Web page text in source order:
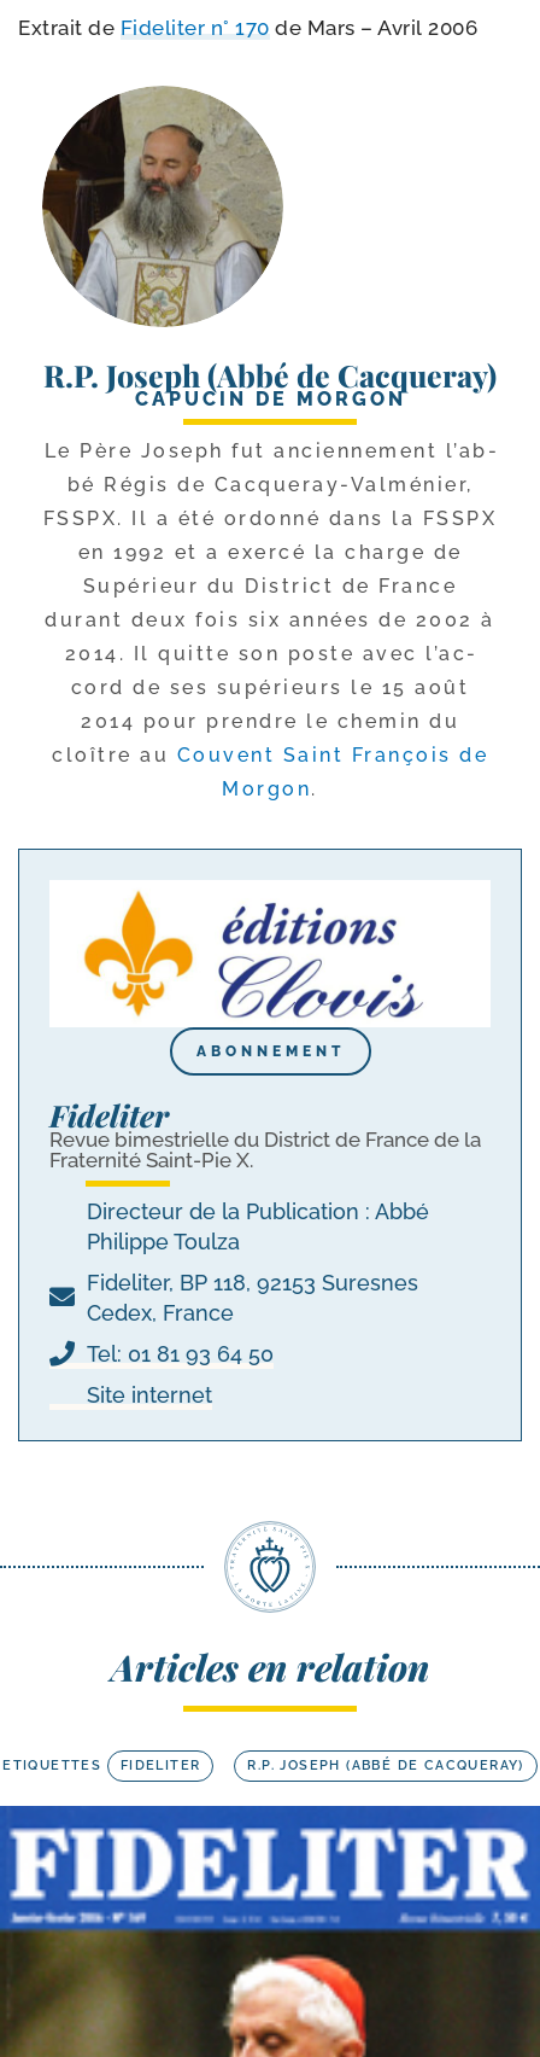
Extrait de Fideliter n° 170de Mars – Avril 2006
R.P. Joseph (Abbé de Cacqueray)
CAPUCIN DE MORGON
Le Père Joseph fut ancien­ne­ment l’ab­
bé Régis de Cacqueray-​Valménier,
FSSPX. Il a été ordon­né dans la FSSPX
en 1992 et a exer­cé la charge de
Supérieur du District de France
durant deux fois six années de 2002 à
2014. Il quitte son poste avec l’ac­
cord de ses supé­rieurs le 15 août
2014 pour prendre le che­min du
cloître au Couvent Saint François de
Morgon.
ABONNEMENT
Fideliter
Revue bimestrielle du District de France de la
Fraternité Saint-Pie X.
Directeur de la Publication : Abbé
Philippe Toulza
Fideliter, BP 118, 92153 Suresnes
Cedex, France
Tel: 01 81 93 64 50
Site internet
Articles en relation
ETIQUETTES FIDELITER R.P. JOSEPH (ABBÉ DE CACQUERAY)